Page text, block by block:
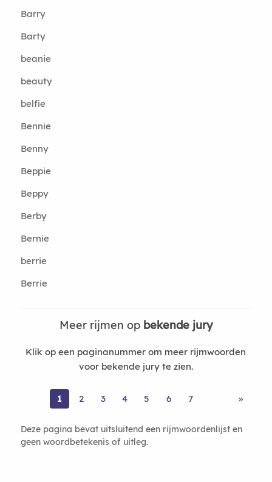
Barry
Barty
beanie
beauty
belfie
Bennie
Benny
Beppie
Beppy
Berby
Bernie
berrie
Berrie
Meer rijmen op bekende jury
Klik op een paginanummer om meer rijmwoorden
voor bekende jury te zien.
1 2 3 4 5 6 7 »
Deze pagina bevat uitsluitend een rijmwoordenlijst en
geen woordbetekenis of uitleg.